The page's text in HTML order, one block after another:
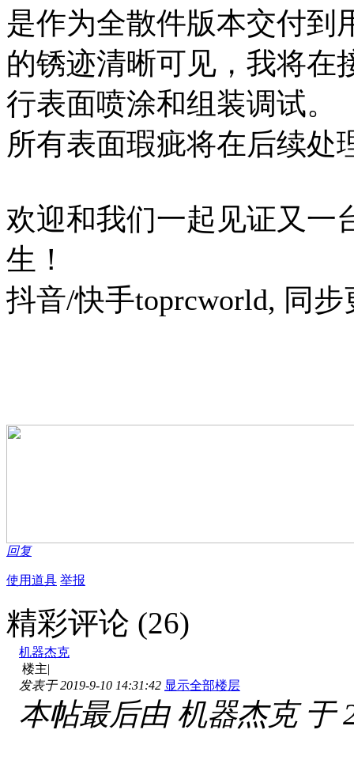
是作为全散件版本交付到
的锈迹清晰可见，我将在
行表面喷涂和组装调试。
所有表面瑕疵将在后续处
欢迎和我们一起见证又一
生！
抖音/快手toprcworld, 同
回复
使用道具 举报
精彩评论 (26)
机器杰克
楼主|
发表于 2019-9-10 14:31:42 显示全部楼层
本帖最后由 机器杰克 于